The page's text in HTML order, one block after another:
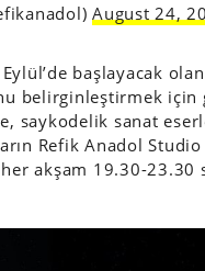
August 24,
başlayacak
belirginleştirmek için
saykodelik sanat
Refik Anadol
akşam 19.30-23.30